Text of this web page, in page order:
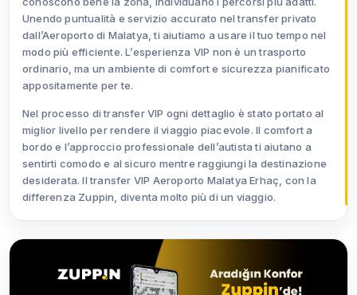
Unendo puntualità e servizio accurato nel transfer privato
dall’Aeroporto di Malatya, ti aiutiamo a usare il tuo tempo nel
modo più efficiente. L’esperienza VIP non è un trasporto
ordinario, ma un ambiente di comfort e sicurezza pianificato
appositamente per te.
Nel processo di transfer VIP ogni dettaglio è stato portato al
miglior livello per rendere il viaggio piacevole. Il comfort a
bordo e l’approccio professionale dell’autista ti aiutano a
sentirti comodo e al sicuro mentre raggiungi la destinazione
desiderata. Il transfer VIP Aeroporto Malatya Erhaç, con la
differenza Zuppin, diventa molto più di un viaggio.